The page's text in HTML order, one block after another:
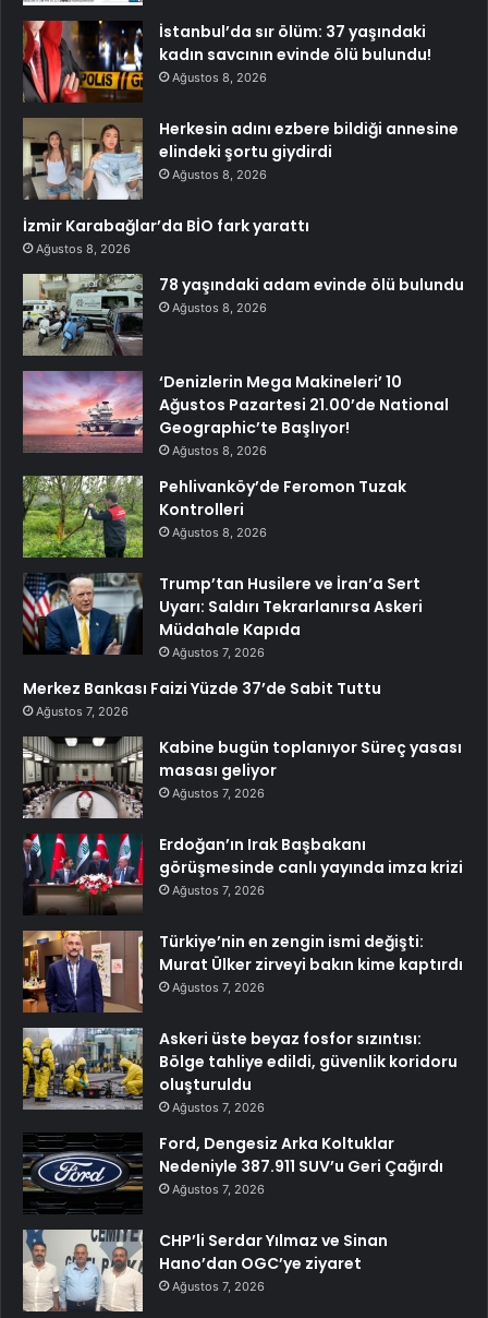
İstanbul’da sır ölüm: 37 yaşındaki
kadın savcının evinde ölü bulundu!
Ağustos 8, 2026
Herkesin adını ezbere bildiği annesine
elindeki şortu giydirdi
Ağustos 8, 2026
İzmir Karabağlar’da BİO fark yarattı
Ağustos 8, 2026
78 yaşındaki adam evinde ölü bulundu
Ağustos 8, 2026
‘Denizlerin Mega Makineleri’ 10
Ağustos Pazartesi 21.00’de National
Geographic’te Başlıyor!
Ağustos 8, 2026
Pehlivanköy’de Feromon Tuzak
Kontrolleri
Ağustos 8, 2026
Trump’tan Husilere ve İran’a Sert
Uyarı: Saldırı Tekrarlanırsa Askeri
Müdahale Kapıda
Ağustos 7, 2026
Merkez Bankası Faizi Yüzde 37’de Sabit Tuttu
Ağustos 7, 2026
Kabine bugün toplanıyor Süreç yasası
masası geliyor
Ağustos 7, 2026
Erdoğan’ın Irak Başbakanı
görüşmesinde canlı yayında imza krizi
Ağustos 7, 2026
Türkiye’nin en zengin ismi değişti:
Murat Ülker zirveyi bakın kime kaptırdı
Ağustos 7, 2026
Askeri üste beyaz fosfor sızıntısı:
Bölge tahliye edildi, güvenlik koridoru
oluşturuldu
Ağustos 7, 2026
Ford, Dengesiz Arka Koltuklar
Nedeniyle 387.911 SUV’u Geri Çağırdı
Ağustos 7, 2026
CHP’li Serdar Yılmaz ve Sinan
Hano’dan OGC’ye ziyaret
Ağustos 7, 2026